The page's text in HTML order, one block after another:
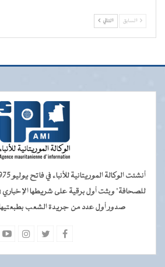
السابق التالي
للصحافة" وبثت أول برقية على شريطها الإخباري
صدور أول عدد من جريدة الشعب بطبعتيها